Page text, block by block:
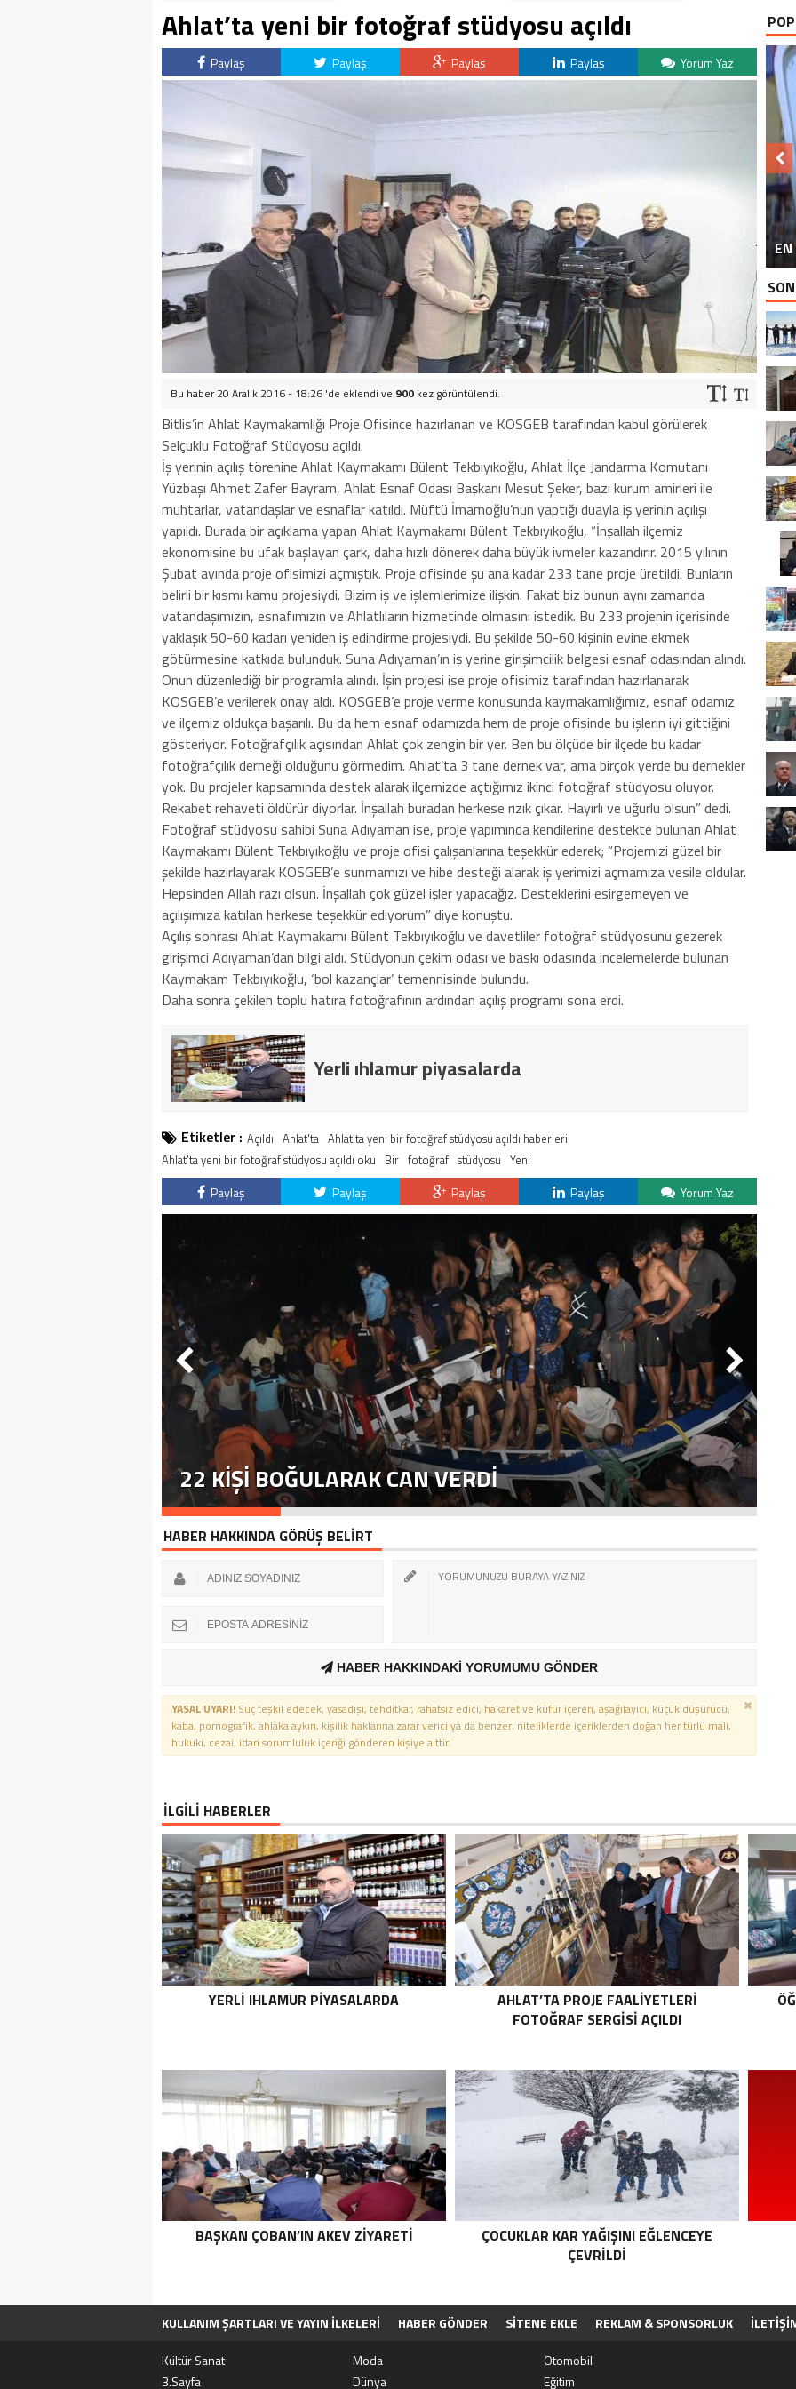
Ahlat’ta yeni bir fotoğraf stüdyosu açıldı
Paylaş Paylaş Paylaş Paylaş Yorum Yaz
Bu haber 20 Aralık 2016 - 18:26 'de eklendi ve 900 kez görüntülendi.
Bitlis’in Ahlat Kaymakamlığı Proje Ofisince hazırlanan ve KOSGEB tarafından kabul görülerek
Selçuklu Fotoğraf Stüdyosu açıldı.
İş yerinin açılış törenine Ahlat Kaymakamı Bülent Tekbıyıkoğlu, Ahlat İlçe Jandarma Komutanı
Yüzbaşı Ahmet Zafer Bayram, Ahlat Esnaf Odası Başkanı Mesut Şeker, bazı kurum amirleri ile
muhtarlar, vatandaşlar ve esnaflar katıldı. Müftü İmamoğlu’nun yaptığı duayla iş yerinin açılışı
yapıldı. Burada bir açıklama yapan Ahlat Kaymakamı Bülent Tekbıyıkoğlu, “İnşallah ilçemiz
ekonomisine bu ufak başlayan çark, daha hızlı dönerek daha büyük ivmeler kazandırır. 2015 yılının
Şubat ayında proje ofisimizi açmıştık. Proje ofisinde şu ana kadar 233 tane proje üretildi. Bunların
belirli bir kısmı kamu projesiydi. Bizim iş ve işlemlerimize ilişkin. Fakat biz bunun aynı zamanda
vatandaşımızın, esnafımızın ve Ahlatlıların hizmetinde olmasını istedik. Bu 233 projenin içerisinde
yaklaşık 50-60 kadarı yeniden iş edindirme projesiydi. Bu şekilde 50-60 kişinin evine ekmek
götürmesine katkıda bulunduk. Suna Adıyaman’ın iş yerine girişimcilik belgesi esnaf odasından alındı.
Onun düzenlediği bir programla alındı. İşin projesi ise proje ofisimiz tarafından hazırlanarak
KOSGEB’e verilerek onay aldı. KOSGEB’e proje verme konusunda kaymakamlığımız, esnaf odamız
ve ilçemiz oldukça başarılı. Bu da hem esnaf odamızda hem de proje ofisinde bu işlerin iyi gittiğini
gösteriyor. Fotoğrafçılık açısından Ahlat çok zengin bir yer. Ben bu ölçüde bir ilçede bu kadar
fotoğrafçılık derneği olduğunu görmedim. Ahlat’ta 3 tane dernek var, ama birçok yerde bu dernekler
yok. Bu projeler kapsamında destek alarak ilçemizde açtığımız ikinci fotoğraf stüdyosu oluyor.
Rekabet rehaveti öldürür diyorlar. İnşallah buradan herkese rızık çıkar. Hayırlı ve uğurlu olsun” dedi.
Fotoğraf stüdyosu sahibi Suna Adıyaman ise, proje yapımında kendilerine destekte bulunan Ahlat
Kaymakamı Bülent Tekbıyıkoğlu ve proje ofisi çalışanlarına teşekkür ederek; “Projemizi güzel bir
şekilde hazırlayarak KOSGEB’e sunmamızı ve hibe desteği alarak iş yerimizi açmamıza vesile oldular.
Hepsinden Allah razı olsun. İnşallah çok güzel işler yapacağız. Desteklerini esirgemeyen ve
açılışımıza katılan herkese teşekkür ediyorum” diye konuştu.
Açılış sonrası Ahlat Kaymakamı Bülent Tekbıyıkoğlu ve davetliler fotoğraf stüdyosunu gezerek
girişimci Adıyaman’dan bilgi aldı. Stüdyonun çekim odası ve baskı odasında incelemelerde bulunan
Kaymakam Tekbıyıkoğlu, ‘bol kazançlar’ temennisinde bulundu.
Daha sonra çekilen toplu hatıra fotoğrafının ardından açılış programı sona erdi.
Yerli ıhlamur piyasalarda
Etiketler : Açıldı Ahlat'ta Ahlat’ta yeni bir fotoğraf stüdyosu açıldı haberleri
Ahlat’ta yeni bir fotoğraf stüdyosu açıldı oku Bir fotoğraf stüdyosu Yeni
Paylaş Paylaş Paylaş Paylaş Yorum Yaz
22 KIŞI BOĞULARAK CAN VERDI
HABER HAKKINDA GÖRÜŞ BELİRT
HABER HAKKINDAKİ YORUMUMU GÖNDER
YASAL UYARI! Suç teşkil edecek, yasadışı, tehditkar, rahatsız edici, hakaret ve küfür içeren, aşağılayıcı, küçük düşürücü,
kaba, pornografik, ahlaka aykırı, kişilik haklarına zarar verici ya da benzeri niteliklerde içeriklerden doğan her türlü mali,
hukuki, cezai, idari sorumluluk içeriği gönderen kişiye aittir.
EN
İLGİLİ HABERLER
YERLI IHLAMUR PIYASALARDA
AHLAT’TA PROJE FAALIYETLERI
FOTOĞRAF SERGISI AÇILDI
BAŞKAN ÇOBAN’IN AKEV ZIYARETI
ÇOCUKLAR KAR YAĞIŞINI EĞLENCEYE
ÇEVRILDI
KULLANIM ŞARTLARI VE YAYIN İLKELERI HABER GÖNDER SİTENE EKLE REKLAM & SPONSORLUK
TÜM MANŞET HABERLERI
MOVIEBOX APP
Kültür Sanat Moda
Otomobil
3.Sayfa
Dünya Eğitim